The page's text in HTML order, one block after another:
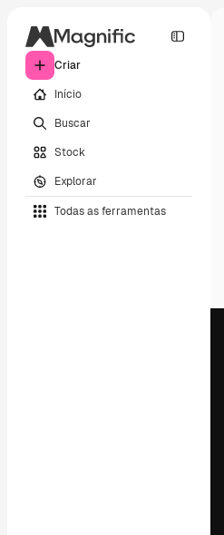
Criar
Início
Buscar
Stock
Explorar
Todas as ferramentas